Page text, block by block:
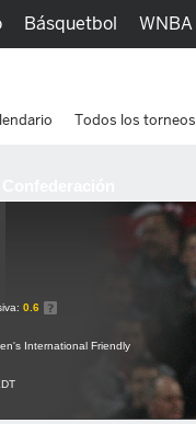
0.6
International Friendly
Básquetbol WNBA
Todos los torneos